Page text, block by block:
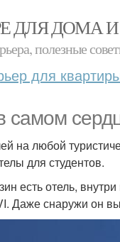
ДЛЯ ДОМА
полезные
для
самом
на любой
для студентов.
есть отель,
Даже снаружи он